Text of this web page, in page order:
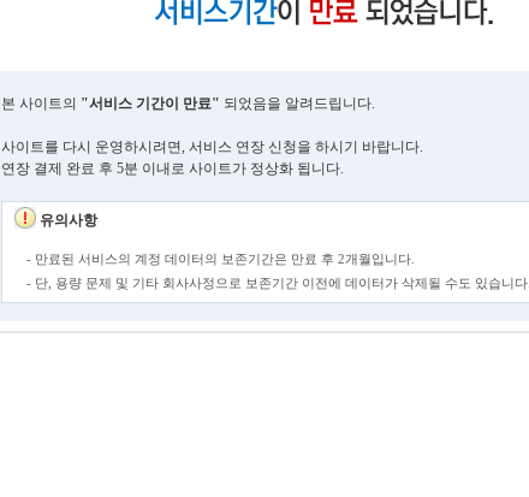
본 사이트의 "서비스 기간이 만료" 되었음을 알려드립니다.
사이트를 다시 운영하시려면, 서비스 연장 신청을 하시기 바랍니다.
연장 결제 완료 후 5분 이내로 사이트가 정상화 됩니다.
유의사항
- 만료된 서비스의 계정 데이터의 보존기간은 만료 후 2개월입니다.
- 단, 용량 문제 및 기타 회사사정으로 보존기간 이전에 데이터가 삭제될 수도 있습니다.